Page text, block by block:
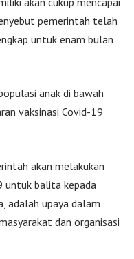
pemerintah telah
untuk enam bulan
anak di bawah
vaksinasi Covid-19
akan melakukan
untuk balita kepada
adalah upaya dalam
dan organisasi